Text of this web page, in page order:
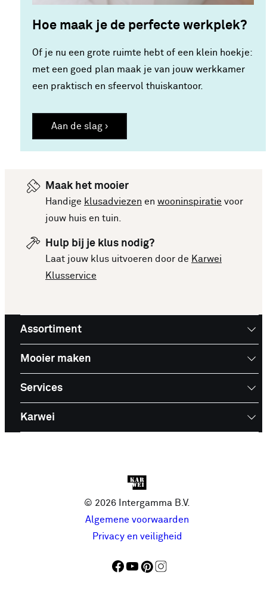
Hoe maak je de perfecte werkplek?
Of je nu een grote ruimte hebt of een klein hoekje:
met een goed plan maak je van jouw werkkamer
een praktisch en sfeervol thuiskantoor.
Aan de slag ›
Maak het mooier
Handige klusadviezen en wooninspiratie voor
jouw huis en tuin.
Hulp bij je klus nodig?
Laat jouw klus uitvoeren door de Karwei
Klusservice
Assortiment
Mooier maken
Services
Karwei
© 2026 Intergamma B.V.
Algemene voorwaarden
Privacy en veiligheid